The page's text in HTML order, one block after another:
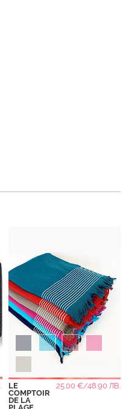
LE
COMPTOIR
DE LA
25.00 €/48.90 ЛВ.